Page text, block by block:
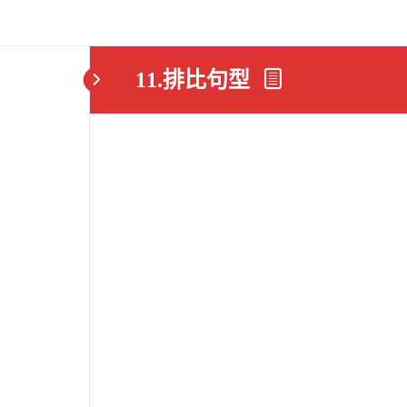
11.排比句型